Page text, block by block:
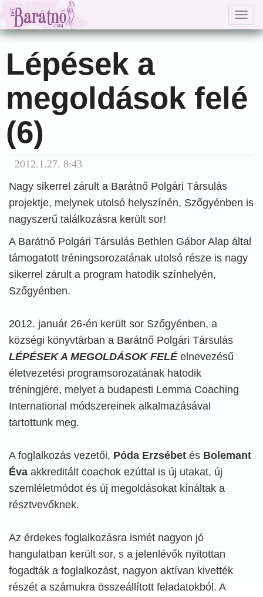
Lépések a
megoldások felé
(6)
2012.1.27. 8:43
Nagy sikerrel zárult a Barátnő Polgári Társulás
projektje, melynek utolsó helyszínén, Szőgyénben is
nagyszerű találkozásra került sor!
A Barátnő Polgári Társulás Bethlen Gábor Alap által
támogatott tréningsorozatának utolsó része is nagy
sikerrel zárult a program hatodik színhelyén,
Szőgyénben.
2012. január 26-én került sor Szőgyénben, a
községi könyvtárban a Barátnő Polgári Társulás
LÉPÉSEK A MEGOLDÁSOK FELÉelnevezésű
életvezetési programsorozatának hatodik
tréningjére, melyet a budapesti Lemma Coaching
International módszereinek alkalmazásával
tartottunk meg.
A foglalkozás vezetői, Póda Erzsébet és Bolemant
Éva akkreditált coachok ezúttal is új utakat, új
szemléletmódot és új megoldásokat kínáltak a
résztvevőknek.
Az érdekes foglalkozásra ismét nagyon jó
hangulatban került sor, s a jelenlévők nyitottan
fogadták a foglalkozást, nagyon aktívan kivették
részét a számukra összeállított feladatokból. A